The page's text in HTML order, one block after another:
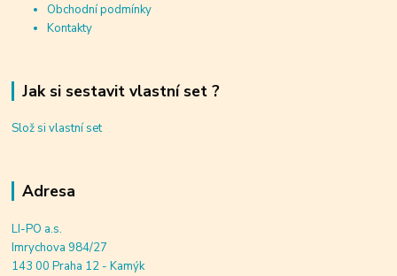
Obchodní podmínky
Kontakty
Jak si sestavit vlastní set ?
Slož si vlastní set
Adresa
LI-PO a.s.
Imrychova 984/27
143 00 Praha 12 - Kamýk